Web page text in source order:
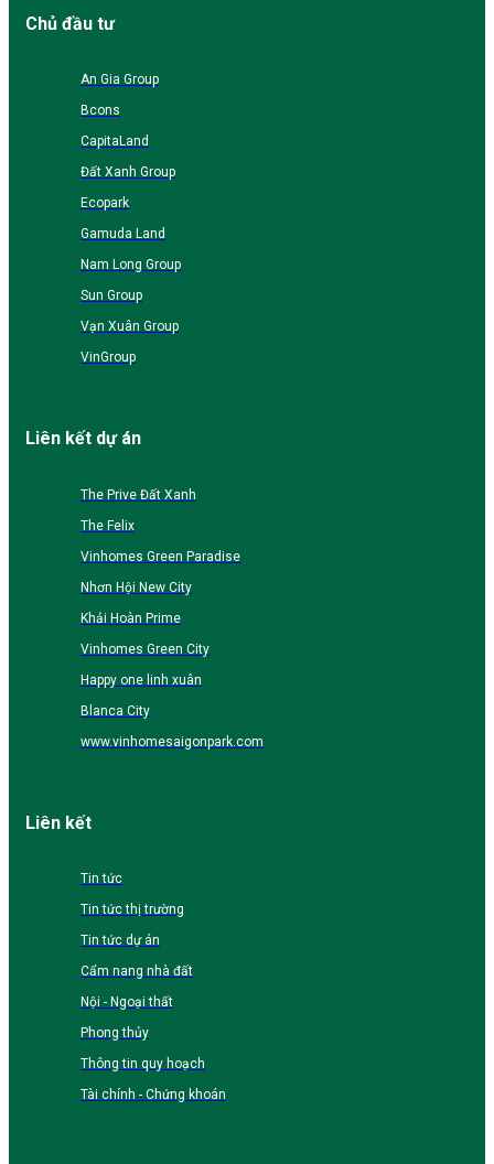
Chủ đầu tư
An Gia Group
Bcons
CapitaLand
Đất Xanh Group
Ecopark
Gamuda Land
Nam Long Group
Sun Group
Vạn Xuân Group
VinGroup
Liên kết dự án
The Prive Đất Xanh
The Felix
Vinhomes Green Paradise
Nhơn Hội New City
Khải Hoàn Prime
Vinhomes Green City
Happy one linh xuân
Blanca City
www.vinhomesaigonpark.com
Liên kết
Tin tức
Tin tức thị trường
Tin tức dự án
Cẩm nang nhà đất
Nội - Ngoại thất
Phong thủy
Thông tin quy hoạch
Tài chính - Chứng khoán